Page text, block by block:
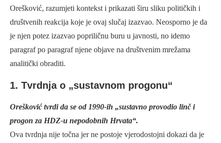
Orešković, razumjeti kontekst i prikazati širu sliku političkih i
društvenih reakcija koje je ovaj slučaj izazvao. Neosporno je da
je njen potez izazvao popriličnu buru u javnosti, no idemo
paragraf po paragraf njene objave na društvenim mrežama
analitički obraditi.
1. Tvrdnja o „sustavnom progonu“
Orešković tvrdi da se od 1990-ih „sustavno provodio linč i
progon za HDZ-u nepodobnih Hrvata“.
Ova tvrdnja nije točna jer ne postoje vjerodostojni dokazi da je